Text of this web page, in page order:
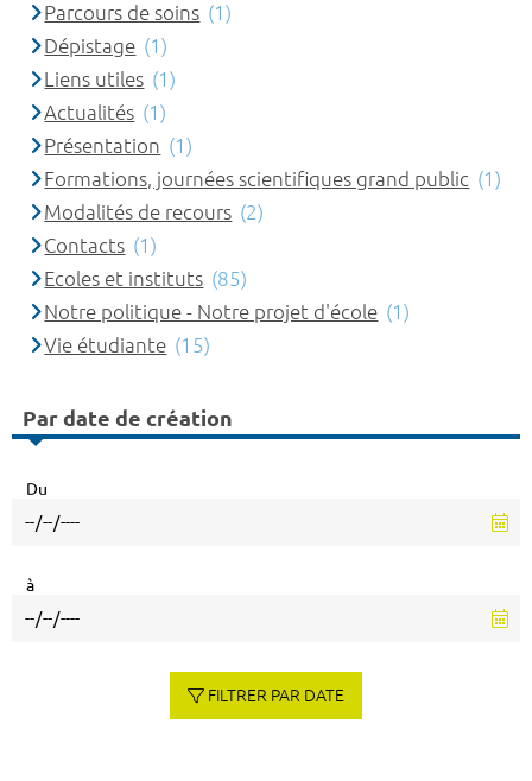
Parcours de soins (1)
Dépistage (1)
Liens utiles (1)
Actualités (1)
Présentation (1)
Formations, journées scientifiques grand public (1)
Modalités de recours (2)
Contacts (1)
Ecoles et instituts (85)
Notre politique - Notre projet d'école (1)
Vie étudiante (15)
Par date de création
Du
à
FILTRER PAR DATE